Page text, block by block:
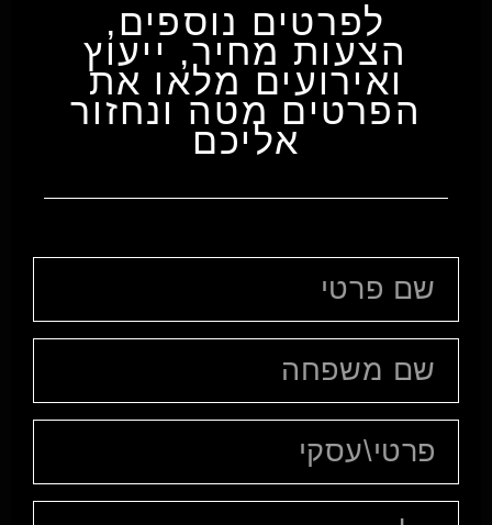
לפרטים נוספים,
הצעות מחיר, ייעוץ
ואירועים מלאו את
הפרטים מטה ונחזור
אליכם